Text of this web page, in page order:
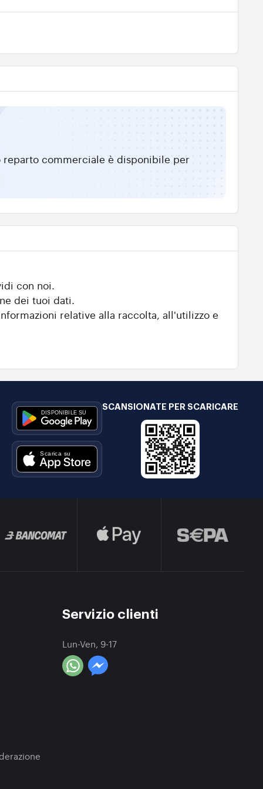
commerciale è disponibile per
con noi.
dei tuoi dati.
relative alla raccolta, all'utilizzo e
SCANSIONATE PER SCARICARE
Servizio clienti
Lun-Ven, 9-17